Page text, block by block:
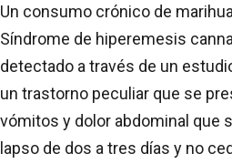
Un consumo crónico de
Síndrome de hiperemesis
detectado a través de un
un trastorno peculiar que se
vómitos y dolor abdominal que
lapso de dos a tres días y no